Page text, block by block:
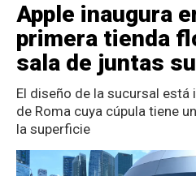
Apple inaugura
primera tienda
sala de juntas
El diseño de la sucursal está
de Roma cuya cúpula tiene
la superficie